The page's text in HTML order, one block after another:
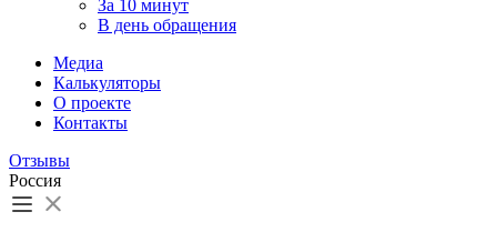
За 10 минут
В день обращения
Медиа
Калькуляторы
О проекте
Контакты
Отзывы
Россия